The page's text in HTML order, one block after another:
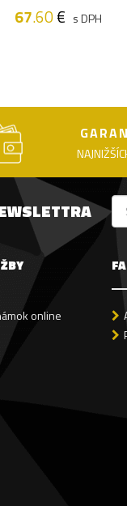
67.60€ s DPH
online